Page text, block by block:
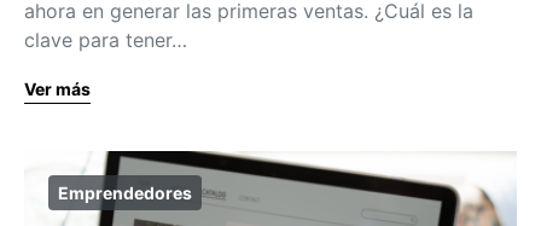
ahora en generar las primeras ventas. ¿Cuál es la
clave para tener…
Ver más
Emprendedores